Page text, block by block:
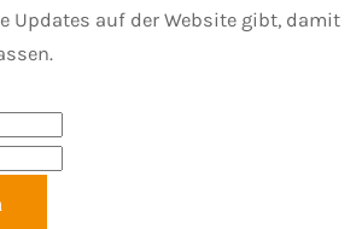
Updates auf der Website gibt, damit